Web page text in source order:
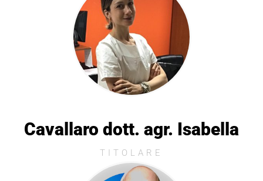
Cavallaro dott. agr. Isabella
TITOLARE